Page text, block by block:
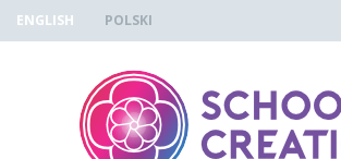
Skip to navigation
Przejdź do treści
ENGLISH POLSKI